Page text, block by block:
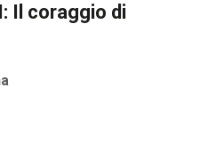
Il coraggio di